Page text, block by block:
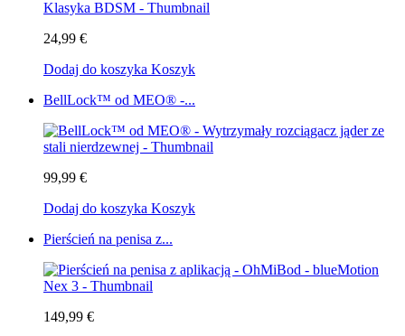
24,99 €
Dodaj do koszyka Koszyk
BellLock™ od MEO® -...
99,99 €
Dodaj do koszyka Koszyk
Pierścień na penisa z...
149,99 €